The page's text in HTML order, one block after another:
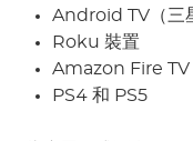
Android TV（三
Roku 裝置
Amazon Fire TV
PS4 和 PS5